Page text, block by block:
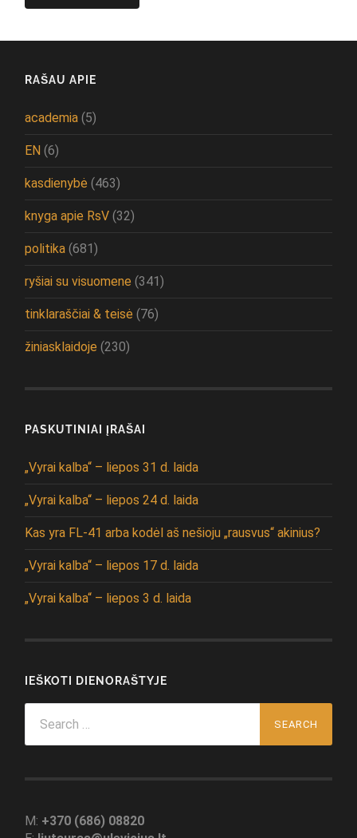
RAŠAU APIE
academia (5)
EN (6)
kasdienybė (463)
knyga apie RsV (32)
politika (681)
ryšiai su visuomene (341)
tinklaraščiai & teisė (76)
žiniasklaidoje (230)
PASKUTINIAI ĮRAŠAI
„Vyrai kalba“ – liepos 31 d. laida
„Vyrai kalba“ – liepos 24 d. laida
Kas yra FL-41 arba kodėl aš nešioju „rausvus“ akinius?
„Vyrai kalba“ – liepos 17 d. laida
„Vyrai kalba“ – liepos 3 d. laida
IEŠKOTI DIENORAŠTYJE
for:
M: +370 (686) 08820